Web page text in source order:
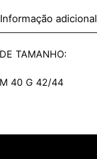
Informação adicional
TAMANHO:
40 G 42/44